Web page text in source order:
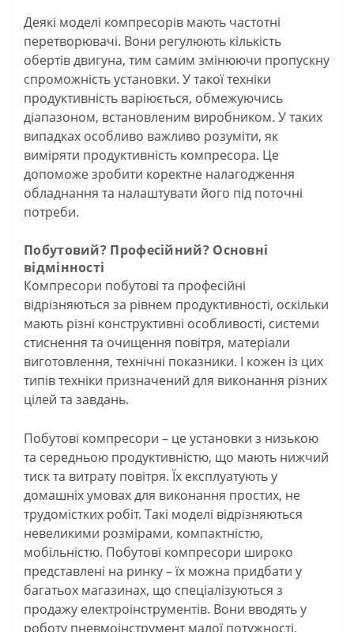
Деякі моделі компресорів мають частотні
перетворювачі. Вони регулюють кількість
обертів двигуна, тим самим змінюючи пропускну
спроможність установки. У такої техніки
продуктивність варіюється, обмежуючись
діапазоном, встановленим виробником. У таких
випадках особливо важливо розуміти, як
виміряти продуктивність компресора. Це
допоможе зробити коректне налагодження
обладнання та налаштувати його під поточні
потреби.
Побутовий? Професійний? Основні
відмінності
Компресори побутові та професійні
відрізняються за рівнем продуктивності, оскільки
мають різні конструктивні особливості, системи
стиснення та очищення повітря, матеріали
виготовлення, технічні показники. І кожен із цих
типів техніки призначений для виконання різних
цілей та завдань.
Побутові компресори – це установки з низькою
та середньою продуктивністю, що мають нижчий
тиск та витрату повітря. Їх експлуатують у
домашніх умовах для виконання простих, не
трудомістких робіт. Такі моделі відрізняються
невеликими розмірами, компактністю,
мобільністю. Побутові компресори широко
представлені на ринку – їх можна придбати у
багатьох магазинах, що спеціалізуються з
продажу електроінструментів. Вони вводять у
роботу пневмоінструмент малої потужності,